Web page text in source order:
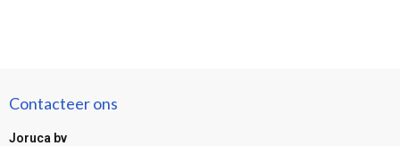
Contacteer ons
Joruca bv